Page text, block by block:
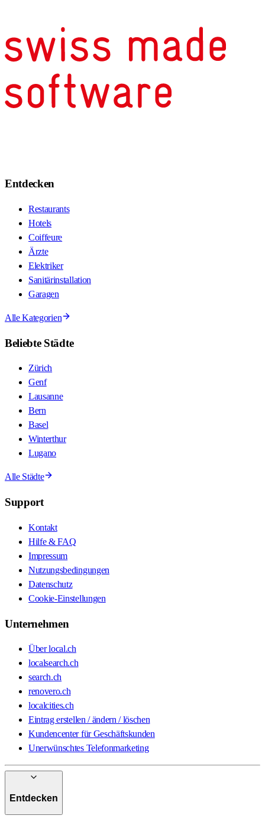
Entdecken
Restaurants
Hotels
Coiffeure
Ärzte
Elektriker
Sanitärinstallation
Garagen
Alle Kategorien
Beliebte Städte
Zürich
Genf
Lausanne
Bern
Basel
Winterthur
Lugano
Alle Städte
Support
Kontakt
Hilfe & FAQ
Impressum
Nutzungsbedingungen
Datenschutz
Cookie-Einstellungen
Unternehmen
Über local.ch
localsearch.ch
search.ch
renovero.ch
localcities.ch
Eintrag erstellen / ändern / löschen
Kundencenter für Geschäftskunden
Unerwünschtes Telefonmarketing
Entdecken